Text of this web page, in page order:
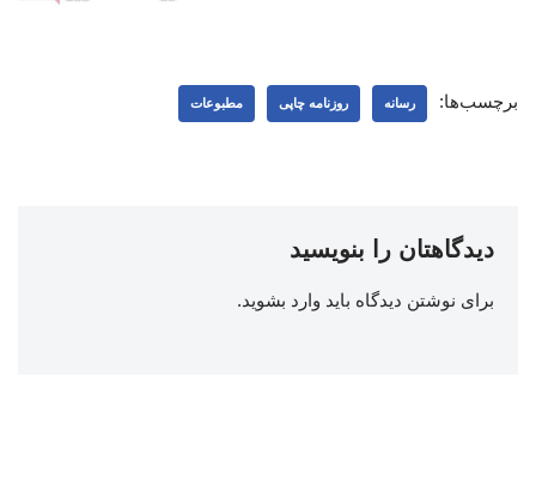
برچسب‌ها: رسانه روزنامه چاپی مطبوعات
دیدگاهتان را بنویسید
برای نوشتن دیدگاه باید وارد بشوید.